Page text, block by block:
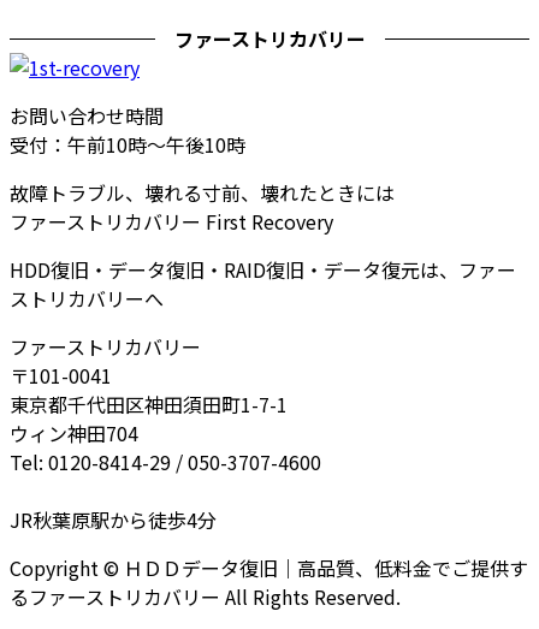
ファーストリカバリー
お問い合わせ時間
受付：午前10時～午後10時
故障トラブル、壊れる寸前、壊れたときには
ファーストリカバリー First Recovery
HDD復旧・データ復旧・RAID復旧・データ復元は、ファー
ストリカバリーへ
ファーストリカバリー
〒101-0041
東京都千代田区神田須田町1-7-1
ウィン神田704
Tel: 0120-8414-29 / 050-3707-4600
JR秋葉原駅から徒歩4分
Copyright © ＨＤＤデータ復旧｜高品質、低料金でご提供す
るファーストリカバリー All Rights Reserved.